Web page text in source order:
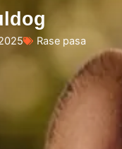
Rase pasa